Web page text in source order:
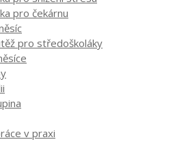
pro čekárnu
pro středoškoláky
v praxi